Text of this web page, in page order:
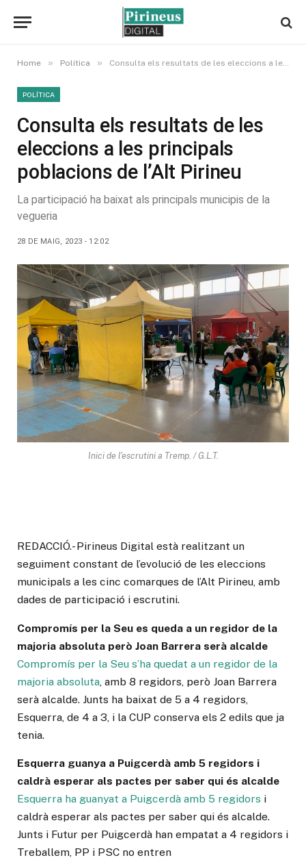
Home » Política » Consulta els resultats de les eleccions a les principals poblacions de l’Alt Pirineu
POLÍTICA
Consulta els resultats de les
eleccions a les principals
poblacions de l’Alt Pirineu
La participació ha baixat als principals municipis de la
vegueria
28 DE MAIG, 2023 - 12:02
Inici de l'escrutini a Tremp. / G.L.T.
REDACCIÓ.- Pirineus Digital està realitzant un
seguiment constant de l’evolució de les eleccions
municipals a les cinc comarques de l’Alt Pirineu, amb
dades de participació i escrutini.
Compromís per la Seu es queda a un regidor de la
majoria absoluta però Joan Barrera serà alcalde
Compromís per la Seu s’ha quedat a un regidor de la
majoria absoluta , amb 8 regidors, però Joan Barrera
serà alcalde. Junts ha baixat de 5 a 4 regidors,
Esquerra, de 4 a 3, i la CUP conserva els 2 edils que ja
tenia.
Esquerra guanya a Puigcerdà amb 5 regidors i
caldrà esperar als pactes per saber qui és alcalde
Esquerra ha guanyat a Puigcerdà amb 5 regidors i
caldrà esperar als pactes per saber qui és alcalde.
Junts i Futur per Puigcerdà han empatat a 4 regidors i
Treballem, PP i PSC no entren